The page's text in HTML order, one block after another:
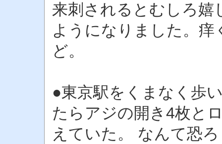
来刺されるとむしろ嬉
ようになりました。
ど。
●東京駅をくまなく歩
たらアジの開き4枚と
えていた。 なんて恐